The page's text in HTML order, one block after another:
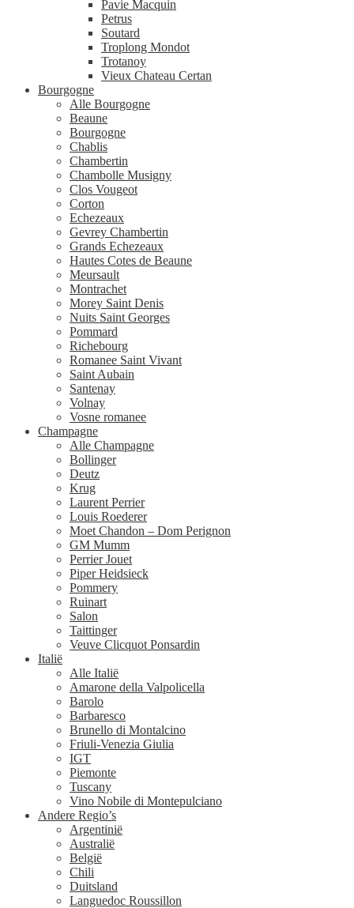
Pavie Macquin
Petrus
Soutard
Troplong Mondot
Trotanoy
Vieux Chateau Certan
Bourgogne
Alle Bourgogne
Beaune
Bourgogne
Chablis
Chambertin
Chambolle Musigny
Clos Vougeot
Corton
Echezeaux
Gevrey Chambertin
Grands Echezeaux
Hautes Cotes de Beaune
Meursault
Montrachet
Morey Saint Denis
Nuits Saint Georges
Pommard
Richebourg
Romanee Saint Vivant
Saint Aubain
Santenay
Volnay
Vosne romanee
Champagne
Alle Champagne
Bollinger
Deutz
Krug
Laurent Perrier
Louis Roederer
Moet Chandon – Dom Perignon
GM Mumm
Perrier Jouet
Piper Heidsieck
Pommery
Ruinart
Salon
Taittinger
Veuve Clicquot Ponsardin
Italië
Alle Italië
Amarone della Valpolicella
Barolo
Barbaresco
Brunello di Montalcino
Friuli-Venezia Giulia
IGT
Piemonte
Tuscany
Vino Nobile di Montepulciano
Andere Regio’s
Argentinië
Australië
België
Chili
Duitsland
Languedoc Roussillon